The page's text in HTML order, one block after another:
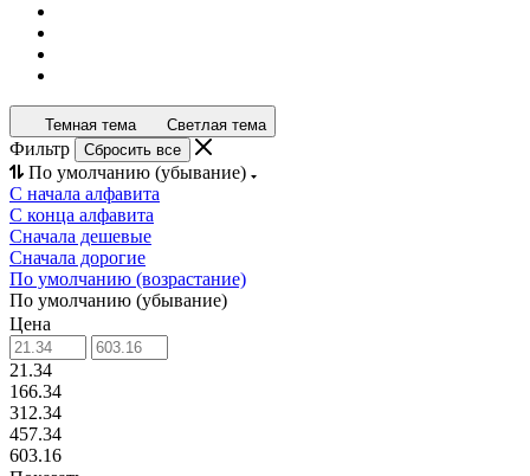
Темная тема Светлая тема
Фильтр Сбросить все
По умолчанию (убывание)
С начала алфавита
С конца алфавита
Сначала дешевые
Сначала дорогие
По умолчанию (возрастание)
По умолчанию (убывание)
Цена
21.34
166.34
312.34
457.34
603.16